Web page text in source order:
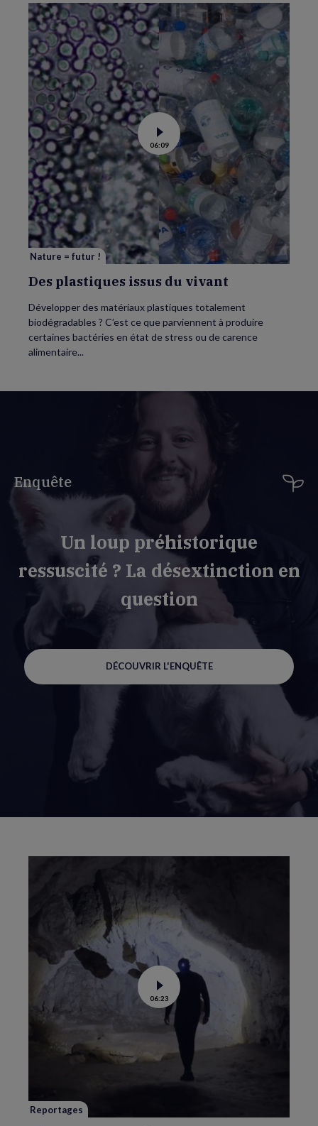
Voir
la
vidéo
de
Des
plastiques
du
vivant
06:09
Nature = futur !
Des plastiques issus du vivant
Développer des matériaux plastiques totalement
biodégradables ? C’est ce que parviennent à produire
certaines bactéries en état de stress ou de carence
alimentaire...
Enquête
Un loup préhistorique
ressuscité ? La désextinction en
question
DÉCOUVRIR L'ENQUÊTE
Voir
la
vidéo
de
Réserve
souterraine
montrer
et
protéger
06:23
Reportages